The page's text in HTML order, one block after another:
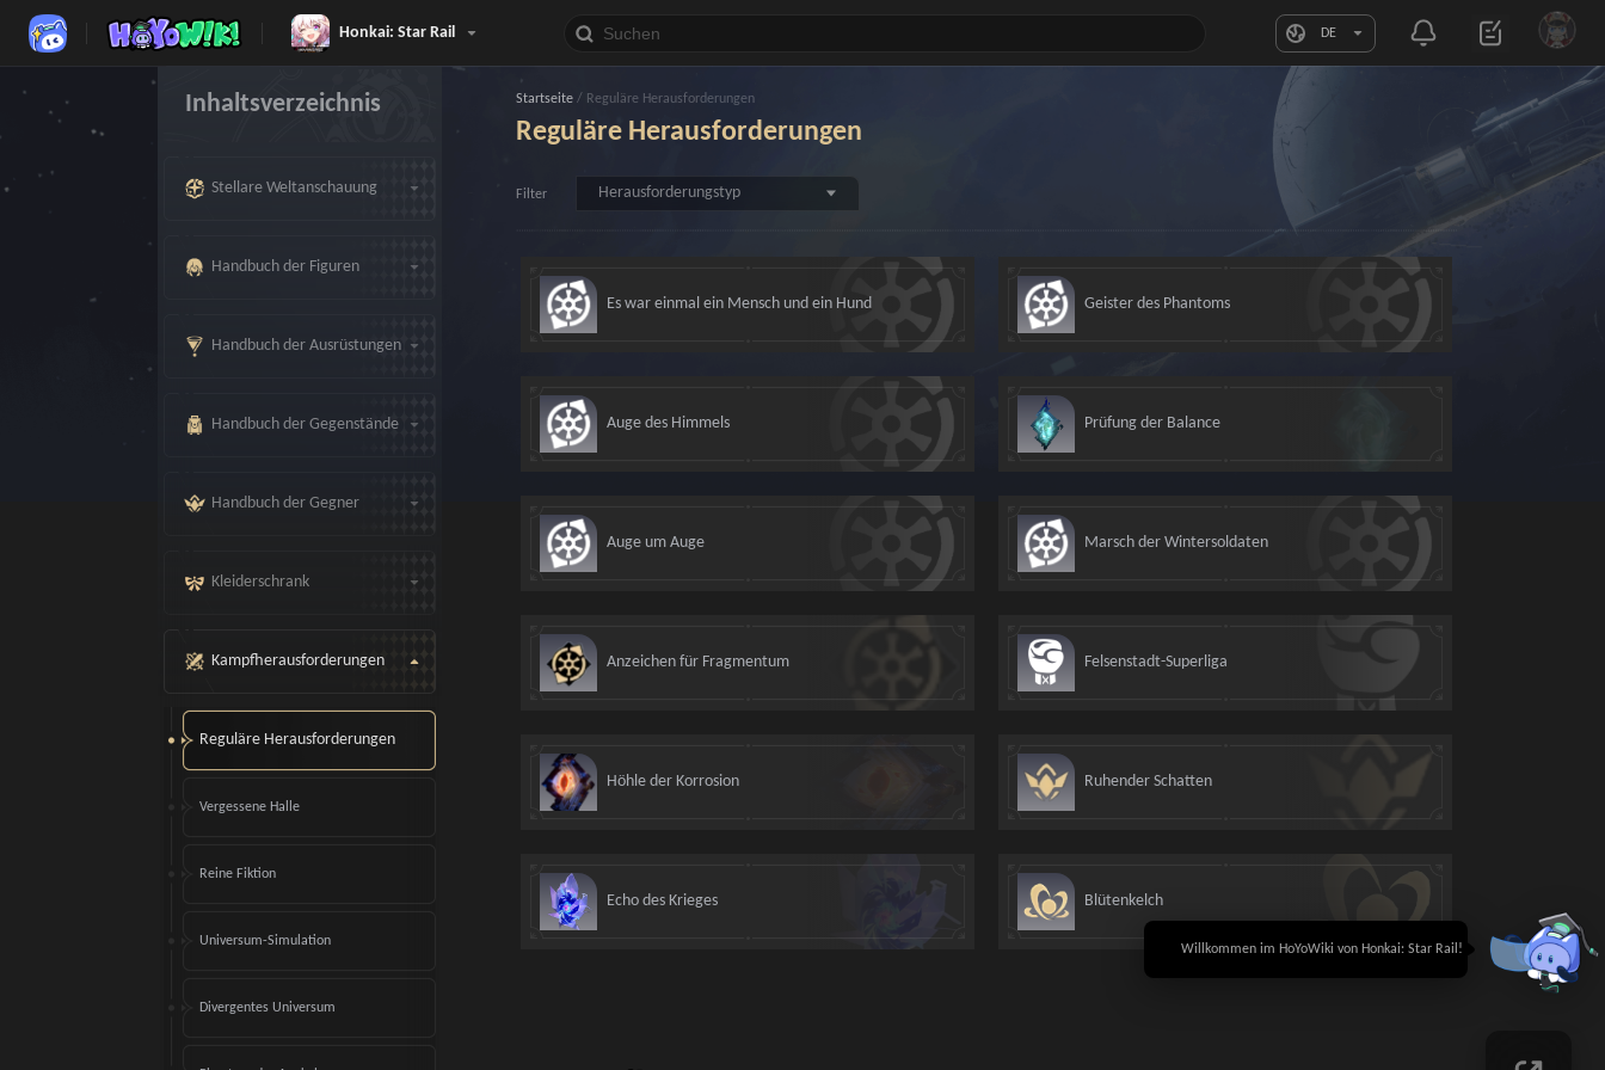
Honkai: Star Rail DE
Inhaltsverzeichnis
Stellare Weltanschauung
Handbuch der Figuren
Handbuch der Ausrüstungen
Handbuch der Gegenstände
Handbuch der Gegner
Kleiderschrank
Kampfherausforderungen
Reguläre Herausforderungen
Vergessene Halle
Reine Fiktion
Universum-Simulation
Divergentes Universum
Startseite / Reguläre Herausforderungen
Reguläre Herausforderungen
Filter Herausforderungstyp
Es war einmal ein Mensch und ein Hund Geister des Phantoms
Auge des Himmels Prüfung der Balance
Auge um Auge Marsch der Wintersoldaten
Anzeichen für Fragmentum Felsenstadt-Superliga
Höhle der Korrosion Ruhender Schatten
Echo des Krieges Blütenkelch
🎉 Willkommen im HoYoWiki von Honkai: Star Rail!